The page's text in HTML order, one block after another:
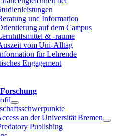
und Information
auf dem Campus
& -räume
vom Uni-Alltag
für Lehrende
Engagement
Forschung
an der Universität Bremen
Publishing